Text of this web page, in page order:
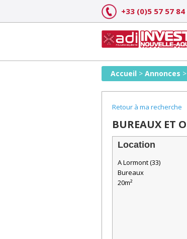
content
+33 (0)5 57 57 84
Accueil > Annonces >
Retour à ma recherche
BUREAUX ET
Location
A Lormont (33)
Bureaux
20m²